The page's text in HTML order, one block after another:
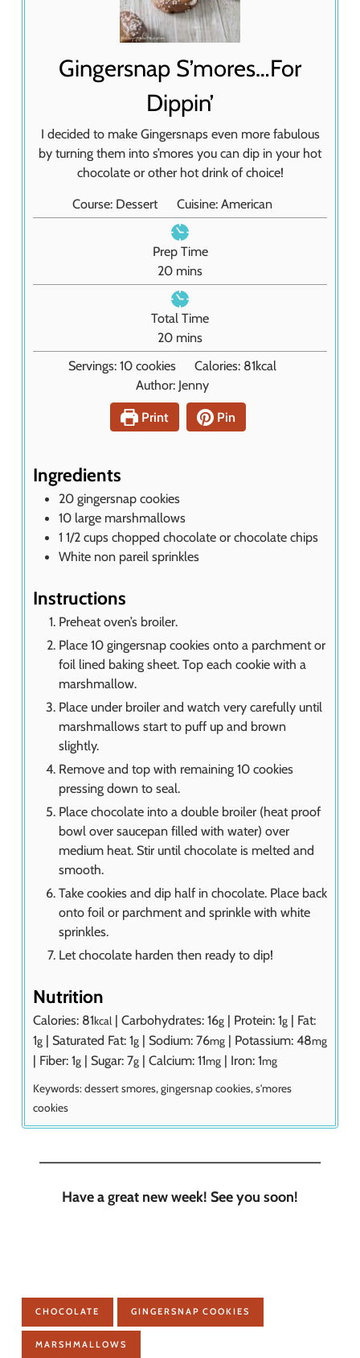
Gingersnap S’mores…For
Dippin’
I decided to make Gingersnaps even more fabulous
by turning them into s’mores you can dip in your hot
chocolate or other hot drink of choice!
Course: Dessert Cuisine: American
Prep Time
20m
i
n
u
e
s
mins
Total Time
20m
i
n
u
e
mins
Servings: 10 cookies Calories: 81kcal
Author: Jenny
Print
Pin
Ingredients
20 gingersnap cookies
10 large marshmallows
1 1/2 cups chopped chocolate or chocolate chips
White non pareil sprinkles
Instructions
Preheat oven’s broiler.
Place 10 gingersnap cookies onto a parchment or
foil lined baking sheet. Top each cookie with a
marshmallow.
Place under broiler and watch very carefully until
marshmallows start to puff up and brown
slightly.
Remove and top with remaining 10 cookies
pressing down to seal.
Place chocolate into a double broiler (heat proof
bowl over saucepan filled with water) over
medium heat. Stir until chocolate is melted and
smooth.
Take cookies and dip half in chocolate. Place back
onto foil or parchment and sprinkle with white
sprinkles.
Let chocolate harden then ready to dip!
Nutrition
Calories: 81kcal | Carbohydrates: 16g | Protein: 1g | Fat:
1g | Saturated Fat: 1g | Sodium: 76mg | Potassium: 48mg
| Fiber: 1g | Sugar: 7g | Calcium: 11mg | Iron: 1mg
Keywords:dessert smores, gingersnap cookies, s'mores
cookies
Have a great new week! See you soon!
CHOCOLATE GINGERSNAP COOKIES
MARSHMALLOWS